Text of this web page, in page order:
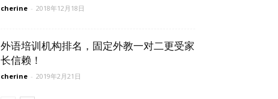
cherine - 2018年12月18日
外语培训机构排名，固定外教一对二更受家
长信赖！
cherine - 2019年2月21日